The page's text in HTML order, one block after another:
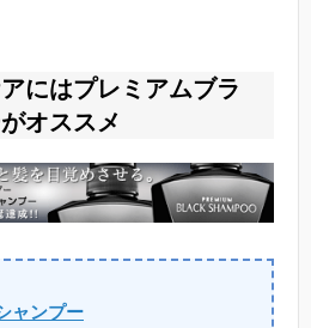
にはプレミアムブラ
オススメ
ャンプー